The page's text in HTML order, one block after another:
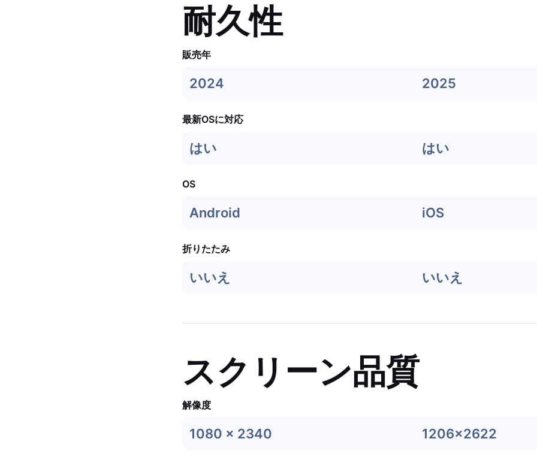
耐久性
販売年
2024 2025
最新OSに対応
はい はい
OS
Android iOS
折りたたみ
いいえ いいえ
スクリーン品質
解像度
1080 x 2340 1206x2622